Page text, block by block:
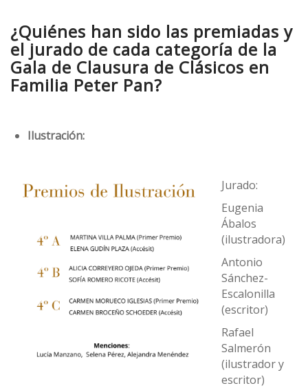
¿Quiénes han sido las premiadas y
el jurado de cada categoría de la
Gala de Clausura de Clásicos en
Familia Peter Pan?
Ilustración:
Jurado:
Eugenia
Ábalos
(ilustradora)
Antonio
Sánchez-
Escalonilla
(escritor)
Rafael
Salmerón
(ilustrador y
escritor)